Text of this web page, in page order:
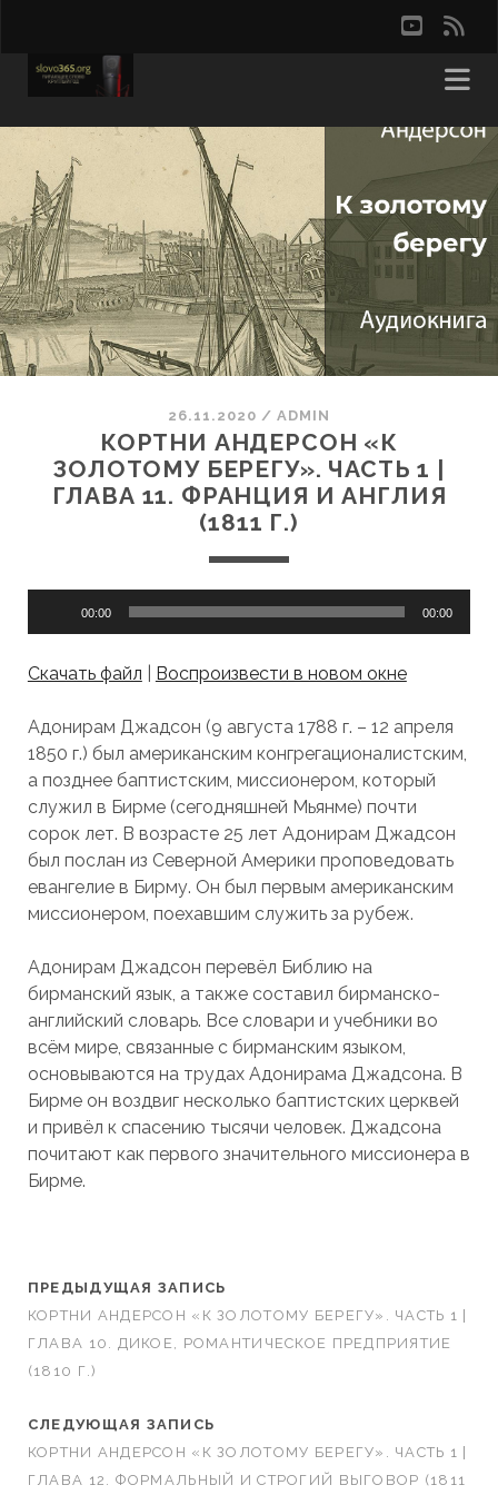
rss
26.11.2020 /ADMIN
КОРТНИ АНДЕРСОН «К
ЗОЛОТОМУ БЕРЕГУ». ЧАСТЬ 1 |
ГЛАВА 11. ФРАНЦИЯ И АНГЛИЯ
(1811 Г.)
Аудиоплеер
00:00 00:00
Скачать файл Воспроизвести в новом окне
Адонирам Джадсон (9 августа 1788 г. – 12 апреля
1850 г.) был американским конгрегационалистским,
а позднее баптистским, миссионером, который
служил в Бирме (сегодняшней Мьянме) почти
сорок лет. В возрасте 25 лет Адонирам Джадсон
был послан из Северной Америки проповедовать
евангелие в Бирму. Он был первым американским
миссионером, поехавшим служить за рубеж.
Адонирам Джадсон перевёл Библию на
бирманский язык, а также составил бирманско-
английский словарь. Все словари и учебники во
всём мире, связанные с бирманским языком,
основываются на трудах Адонирама Джадсона. В
Бирме он воздвиг несколько баптистских церквей
и привёл к спасению тысячи человек. Джадсона
почитают как первого значительного миссионера в
Бирме.
ПРЕДЫДУЩАЯ ЗАПИСЬ
КОРТНИ АНДЕРСОН «К ЗОЛОТОМУ БЕРЕГУ». ЧАСТЬ 1 |
ГЛАВА 10. ДИКОЕ, РОМАНТИЧЕСКОЕ ПРЕДПРИЯТИЕ
(1810 Г.)
СЛЕДУЮЩАЯ ЗАПИСЬ
КОРТНИ АНДЕРСОН «К ЗОЛОТОМУ БЕРЕГУ». ЧАСТЬ 1 |
ГЛАВА 12. ФОРМАЛЬНЫЙ И СТРОГИЙ ВЫГОВОР (1811